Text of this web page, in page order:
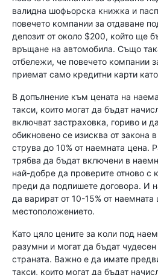
валидна шофьорска книжка и
повечето компании за отдаване
депозит от около $200, който ще
връщане на автомобила. Също
отбележи, че повечето компании
приемат само кредитни карти
В допълнение към цената на
такси, които могат да бъдат
включват застраховка, гориво и
обикновено се изисква от закона
струва до 10% от наемната цена.
трябва да бъдат включени в
най-добре да проверите отново с
преди да подпишете договора. И
да варират от 10-15% от
местоположението.
Като цяло цените за коли под
разумни и могат да бъдат
страната. Важно е да имате
такси, които могат да бъдат